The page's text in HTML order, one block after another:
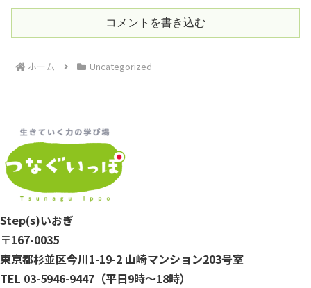
コメントを書き込む
ホーム Uncategorized
Step(s)いおぎ
〒167-0035
東京都杉並区今川1-19-2 山崎マンション203号室
TEL 03-5946-9447（平日9時～18時）